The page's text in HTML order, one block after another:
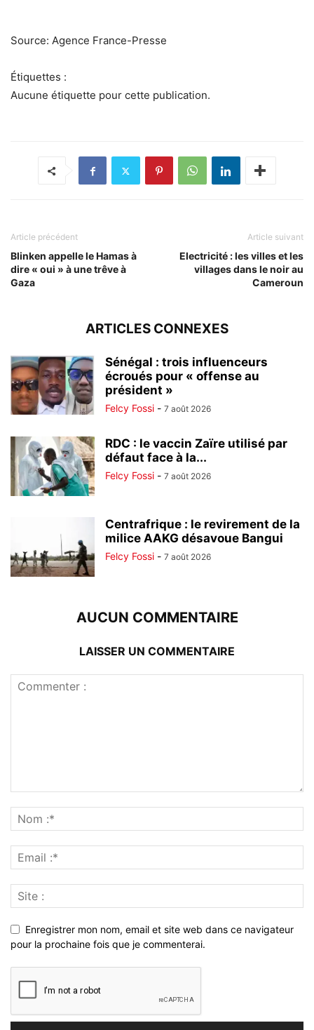
Source: Agence France-Presse
Étiquettes :
Aucune étiquette pour cette publication.
Article précédent
Blinken appelle le Hamas à
dire « oui » à une trêve à
Gaza
Article suivant
Electricité : les villes et les
villages dans le noir au
Cameroun
ARTICLES CONNEXES
Sénégal : trois influenceurs
écroués pour « offense au
président »
Felcy Fossi - 7 août 2026
RDC : le vaccin Zaïre utilisé par
défaut face à la...
Felcy Fossi - 7 août 2026
Centrafrique : le revirement de la
milice AAKG désavoue Bangui
Felcy Fossi - 7 août 2026
AUCUN COMMENTAIRE
LAISSER UN COMMENTAIRE
Enregistrer mon nom, email et site web dans ce navigateur
pour la prochaine fois que je commenterai.